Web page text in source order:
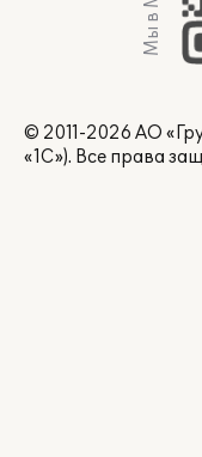
© 2011-2026 АО
«1С»). Все права